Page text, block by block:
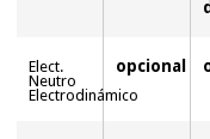
Elect.
Neutro
Electrodinámico
opcional